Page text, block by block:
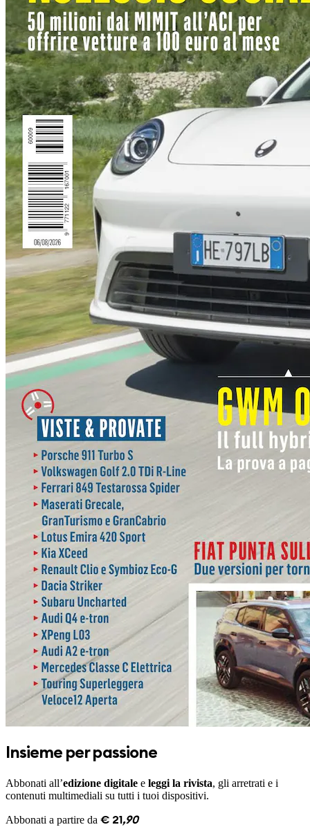
Insieme per passione
Abbonati all’edizione digitale e leggi la rivista, gli arretrati e i
contenuti multimediali su tutti i tuoi dispositivi.
Abbonati a partire da € 21 ,90